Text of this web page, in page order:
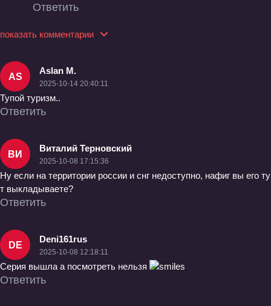
Ответить
показать комментарии
AS
Aslan M.
2025-10-14 20:40:11
Тупой туризм..
Ответить
ВИ
Виталий Терновский
2025-10-08 17:15:36
Ну если на территории россии и снг недоступно, нафиг вы его ту
т выкладываете?
Ответить
DE
Deni161rus
2025-10-08 12:18:11
Серия вышла а посмотреть нельзя
Ответить